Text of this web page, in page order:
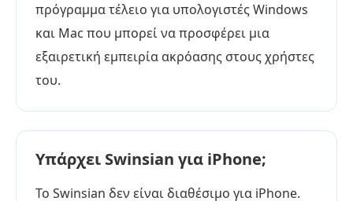
πρόγραμμα τέλειο για υπολογιστές Windows
και Mac που μπορεί να προσφέρει μια
εξαιρετική εμπειρία ακρόασης στους χρήστες
του.
Υπάρχει Swinsian για iPhone;
Το Swinsian δεν είναι διαθέσιμο για iPhone.